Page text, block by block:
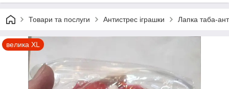
Товари та послуги Антистрес іграшки Лапка таба-
велика XL